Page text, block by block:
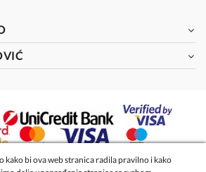
kako bi ova web stranica radila pravilno i kako